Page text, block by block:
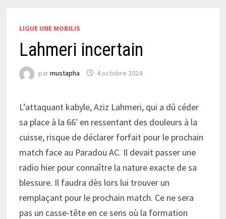
LIGUE UNE MOBILIS
Lahmeri incertain
parmustapha 4 octobre 2024
L’attaquant kabyle, Aziz Lahmeri, qui a dû céder
sa place à la 66′ en ressentant des douleurs à la
cuisse, risque de déclarer forfait pour le prochain
match face au Paradou AC. Il devait passer une
radio hier pour connaître la nature exacte de sa
blessure. Il faudra dès lors lui trouver un
remplaçant pour le prochain match. Ce ne sera
pas un casse-tête en ce sens où la formation